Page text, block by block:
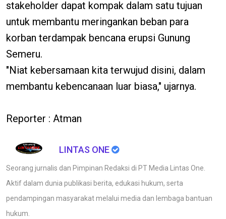
stakeholder dapat kompak dalam satu tujuan
untuk membantu meringankan beban para
korban terdampak bencana erupsi Gunung
Semeru.
"Niat kebersamaan kita terwujud disini, dalam
membantu kebencanaan luar biasa," ujarnya.
Reporter : Atman
LINTAS ONE
Seorang jurnalis dan Pimpinan Redaksi di PT Media Lintas One.
Aktif dalam dunia publikasi berita, edukasi hukum, serta
pendampingan masyarakat melalui media dan lembaga bantuan
hukum.